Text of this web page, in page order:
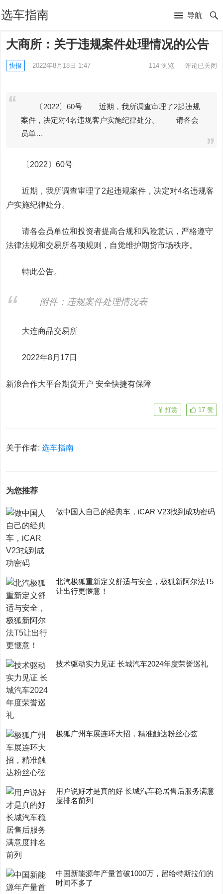
选车指南 导航
大商所：关于违规案件处理情况的公告
快报 2022年8月18日 1:47 114浏览 评论已关闭
〔2022〕60号 近期，我所调查审理了2起违规
案件，决定对4名违规客户实施纪律处分。 请各会
员单…
〔2022〕60号
近期，我所调查审理了2起违规案件，决定对4名违规客
户实施纪律处分。
请各会员单位和投资者提高合规和风险意识，严格遵守
法律法规和交易所各项规则，自觉维护期货市场秩序。
特此公告。
附件：违规案件处理情况表
大连商品交易所
2022年8月17日
新浪合作大平台期货开户 安全快捷有保障
17 赞
打赏
关于作者:选车指南
为您推荐
做中国人自己的经典车，iCAR V23找到成功密码
​北汽极狐重新定义舒适与安全，极狐新阿尔法T5
让出行更惬意！
技术驱动实力见证 长城汽车2024年度荣誉巡礼
极狐广州车展连环大招，精准触达粉丝心弦
用户说好才是真的好 长城汽车稳居售后服务满意
度排名前列
中国新能源年产量首破1000万，留给特斯拉们的
时间不多了